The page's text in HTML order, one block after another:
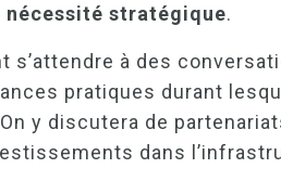
nécessité stratégique.
s’attendre à des
pratiques durant
y discutera de
dans